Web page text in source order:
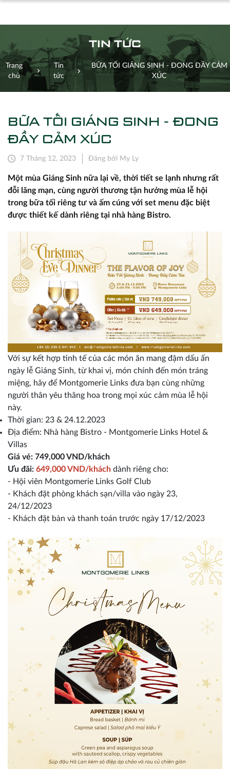
TIN TỨC
Trang
chủ
Tin
tức
BỮA TỐI GIÁNG SINH - ĐONG ĐẦY CẢM
XÚC
BỮA TỐI GIÁNG SINH - ĐONG
ĐẦY CẢM XÚC
7 Tháng 12, 2023 Đăng bởi My Ly
Một mùa Giáng Sinh nữa lại về, thời tiết se lạnh nhưng rất
đỗi lãng mạn, cùng người thương tận hưởng mùa lễ hội
trong bữa tối riêng tư và ấm cúng với set menu đặc biệt
được thiết kế dành riêng tại nhà hàng Bistro.
Với sự kết hợp tinh tế của các món ăn mang đậm dấu ấn
ngày lễ Giáng Sinh, từ khai vị, món chính đến món tráng
miệng, hãy để Montgomerie Links đưa bạn cùng những
người thân yêu thăng hoa trong mọi xúc cảm mùa lễ hội
này.
Thời gian: 23 & 24.12.2023
Địa điểm: Nhà hàng Bistro - Montgomerie Links Hotel &
Villas
Giá vé: 749,000 VND/khách
Ưu đãi: 649,000 VND/khách dành riêng cho:
- Hội viên Montgomerie Links Golf Club
- Khách đặt phòng khách sạn/villa vào ngày 23,
24/12/2023
- Khách đặt bàn và thanh toán trước ngày 17/12/2023